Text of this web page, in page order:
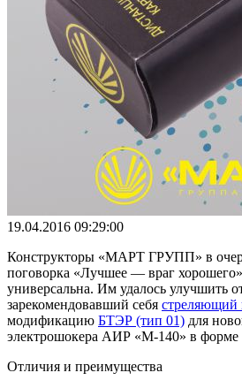
19.04.2016 09:29:00
Конструкторы «МАРТ ГРУПП» в
поговорка «Лучшее — враг
универсальна. Им удалось улучшить
зарекомендовавший себя стреляющий
модификацию БТЭР (тип 01) для
электрошокера АИР «М-140» в форме
Отличия и преимущества